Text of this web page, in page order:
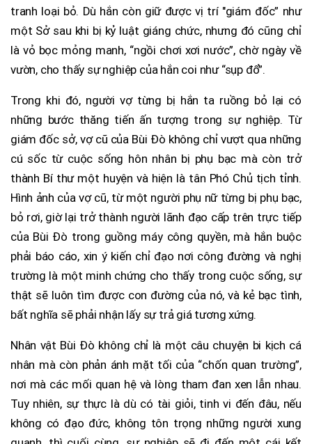
tranh loại bỏ. Dù hắn còn giữ được vị trí "giám đốc” như
một Sở sau khi bị kỷ luật giáng chức, nhưng đó cũng chỉ
là vỏ bọc mỏng manh, “ngồi chơi xơi nước”, chờ ngày về
vườn, cho thấy sự nghiệp của hắn coi như “sụp đổ”.
Trong khi đó, người vợ từng bị hắn ta ruồng bỏ lại có
những bước thăng tiến ấn tượng trong sự nghiệp. Từ
giám đốc sở, vợ cũ của Bùi Đò không chỉ vượt qua những
cú sốc từ cuộc sống hôn nhân bị phụ bạc mà còn trở
thành Bí thư một huyện và hiện là tân Phó Chủ tịch tỉnh.
Hình ảnh của vợ cũ, từ một người phụ nữ từng bị phụ bạc,
bỏ rơi, giờ lại trở thành người lãnh đạo cấp trên trực tiếp
của Bùi Đò trong guồng máy công quyền, mà hắn buộc
phải báo cáo, xin ý kiến chỉ đạo nơi công đường và nghị
trường là một minh chứng cho thấy trong cuộc sống, sự
thật sẽ luôn tìm được con đường của nó, và kẻ bạc tình,
bất nghĩa sẽ phải nhận lấy sự trả giá tương xứng.
Nhân vật Bùi Đò không chỉ là một câu chuyện bi kịch cá
nhân mà còn phản ánh mặt tối của “chốn quan trường”,
nơi mà các mối quan hệ và lòng tham đan xen lẫn nhau.
Tuy nhiên, sự thực là dù có tài giỏi, tinh vi đến đâu, nếu
không có đạo đức, không tôn trọng những người xung